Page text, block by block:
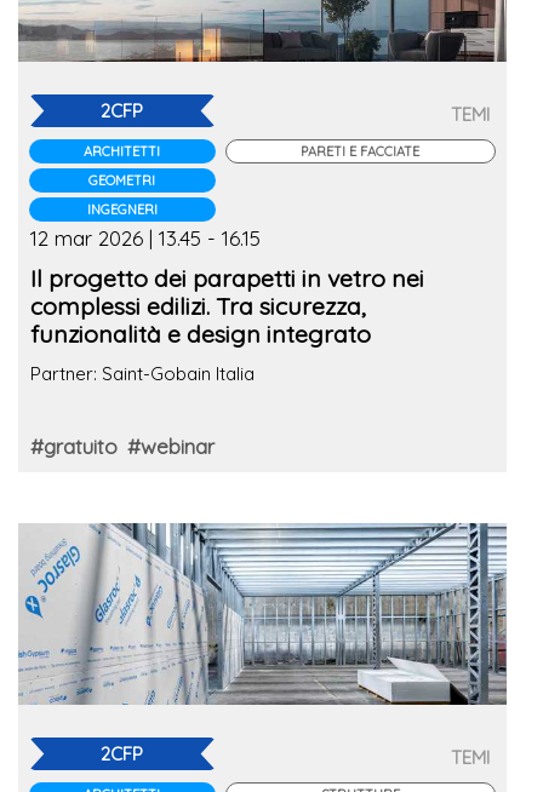
2CFP
ARCHITETTI
GEOMETRI
INGEGNERI
TEMI
PARETI E FACCIATE
12 mar 2026 | 13.45 - 16.15
Il progetto dei parapetti in vetro nei
complessi edilizi. Tra sicurezza,
funzionalità e design integrato
Partner: Saint-Gobain Italia
#gratuito #webinar
2CFP TEMI